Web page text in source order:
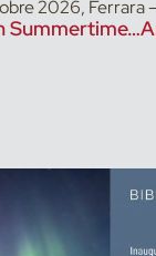
2026, Ferrara